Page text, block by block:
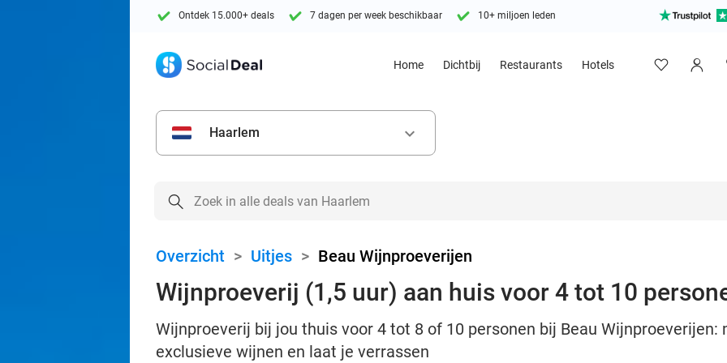
Ontdek 15.000+ deals 7 dagen per week beschikbaar 10+ miljoen leden
Home Dichtbij Restaurants Hotels
Haarlem keyboard_arrow_down
Overzicht > Uitjes > Beau Wijnproeverijen
Wijnproeverij (1,5 uur) aan huis voor 4 tot 10
Wijnproeverij bij jou thuis voor 4 tot 8 of 10 personen bij Beau Wijnproeverijen:
exclusieve wijnen en laat je verrassen